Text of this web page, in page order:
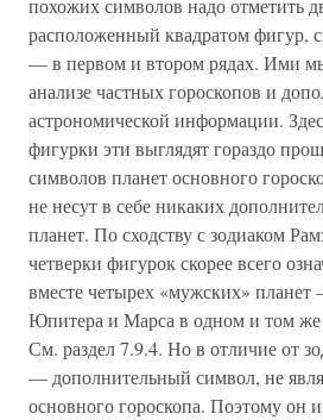
похожих символов надо отметить
расположенный квадратом фигур,
— в первом и втором рядах. Ими
анализе частных гороскопов и
астрономической информации.
фигурки эти выглядят гораздо
символов планет основного
не несут в себе никаких
планет. По сходству с зодиаком
четверки фигурок скорее всего
вместе четырех «мужских»
Юпитера и Марса в одном и том же
См. раздел 7.9.4. Но в отличие от
— дополнительный символ, не
основного гороскопа. Поэтому он